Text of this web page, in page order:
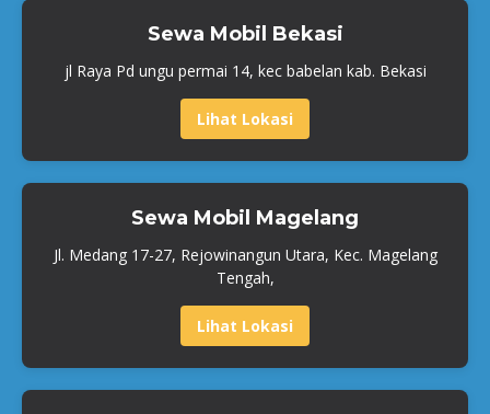
Sewa Mobil Bekasi
jl Raya Pd ungu permai 14, kec babelan kab. Bekasi
Lihat Lokasi
Sewa Mobil Magelang
Jl. Medang 17-27, Rejowinangun Utara, Kec. Magelang
Tengah,
Lihat Lokasi